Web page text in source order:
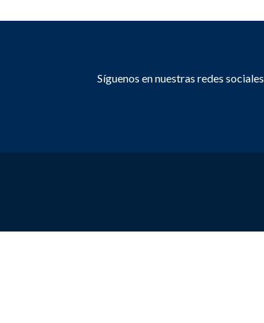
Síguenos en nuestras redes sociales